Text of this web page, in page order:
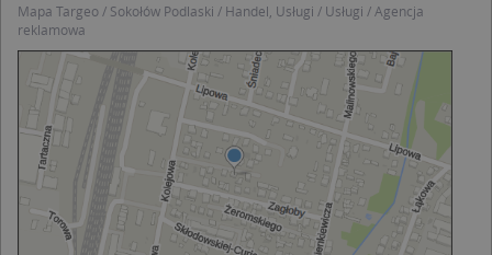
Mapa Targeo Sokołów Podlaski Handel, Usługi Usługi
Agencja
reklamowa